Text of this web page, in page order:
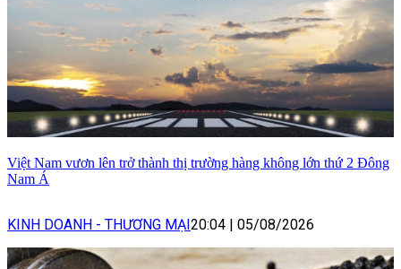
Việt Nam vươn lên trở thành thị trường hàng không lớn thứ 2 Đông
Nam Á
KINH DOANH - THƯƠNG MẠI 20:04 05/08/2026